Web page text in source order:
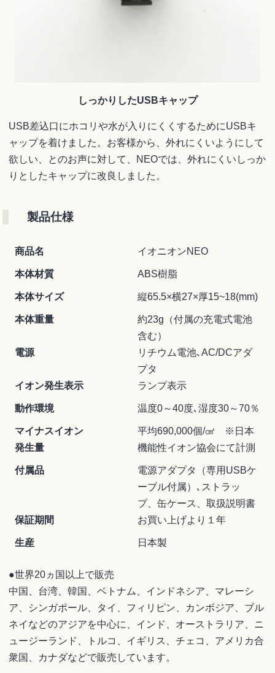
しっかりしたUSBキャップ
USB差込口にホコリや水が入りにくくするためにUSBキ
ャップを着けました。お客様から、外れにくいようにして
欲しい、とのお声に対して、NEOでは、外れにくいしっか
りとしたキャップに改良しました。
製品仕様
商品名 イオニオンNEO
本体材質 ABS樹脂
本体サイズ 縦65.5×横27×厚15~18(mm)
本体重量
約23g（付属の充電式電池
含む）
電源
リチウム電池､AC/DCアダ
プタ
イオン発生表示 ランプ表示
動作環境 温度0～40度､湿度30～70％
マイナスイオン
発生量
平均690,000個/㎤ ※日本
機能性イオン協会にて計測
付属品
電源アダプタ（専用USBケ
ーブル付属）､ストラッ
プ、缶ケース、取扱説明書
保証期間 お買い上げより１年
生産 日本製
●世界20ヵ国以上で販売
中国、台湾、韓国、ベトナム、インドネシア、マレーシ
ア、シンガポール、タイ、フィリピン、カンボジア、ブル
ネイなどのアジアを中心に、インド、オーストラリア、ニ
ュージーランド、トルコ、イギリス、チェコ、アメリカ合
衆国、カナダなどで販売しています。